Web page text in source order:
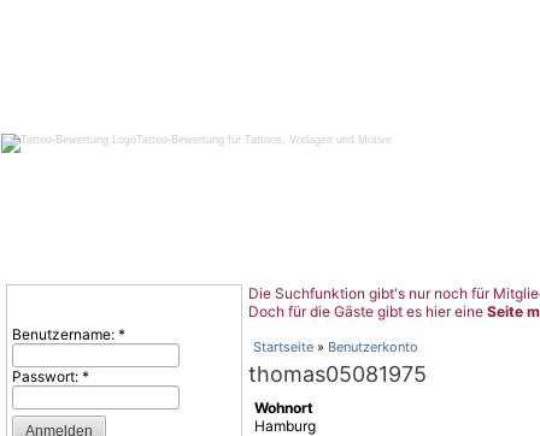
Tattoo-Bewertung für Tattoos, Vorlagen und Motive
Benutzername: *
Passwort: *
Die Suchfunktion gibt's nur noch für
Doch für die Gäste gibt es hier eine Seite
Startseite » Benutzerkonto
thomas05081975
Wohnort
Hamburg